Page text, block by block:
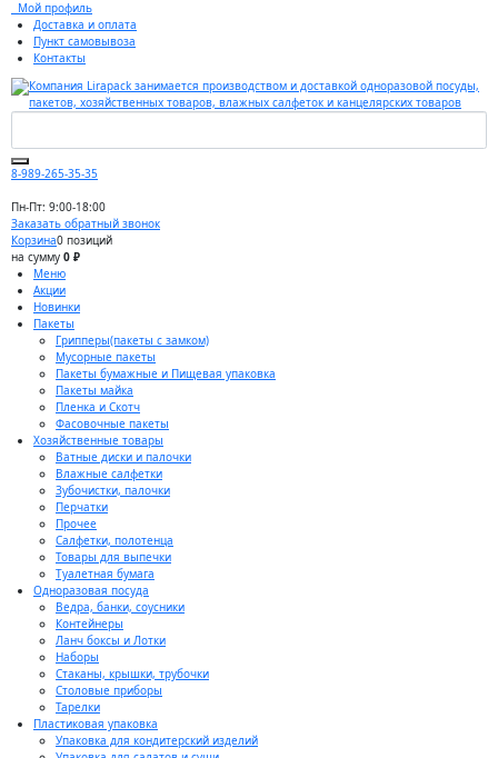
Мой профиль
Доставка и оплата
Пункт самовывоза
Контакты
8-989-265-35-35
Пн-Пт: 9:00-18:00
Заказать обратный звонок
Корзина0 позиций
на сумму 0 ₽
Меню
Акции
Новинки
Пакеты
Грипперы(пакеты с замком)
Мусорные пакеты
Пакеты бумажные и Пищевая упаковка
Пакеты майка
Пленка и Скотч
Фасовочные пакеты
Хозяйственные товары
Ватные диски и палочки
Влажные салфетки
Зубочистки, палочки
Перчатки
Прочее
Салфетки, полотенца
Товары для выпечки
Туалетная бумага
Одноразовая посуда
Ведра, банки, соусники
Контейнеры
Ланч боксы и Лотки
Наборы
Стаканы, крышки, трубочки
Столовые приборы
Тарелки
Пластиковая упаковка
Упаковка для кондитерский изделий